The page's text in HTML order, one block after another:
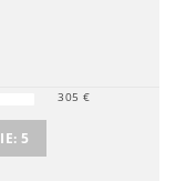
305 €
5